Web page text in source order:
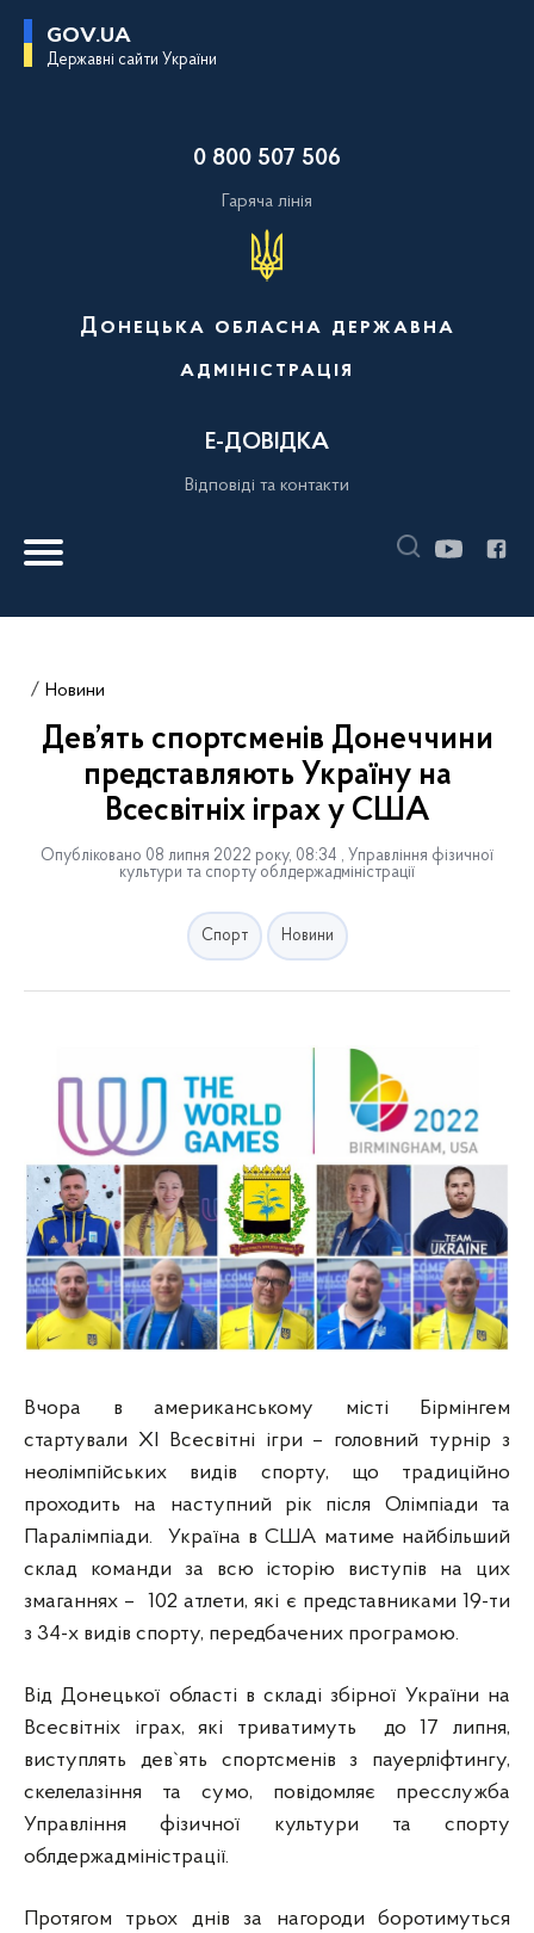
GOV.UA
Державні сайти України
0 800 507 506
Гаряча лінія
Донецька обласна державна
адміністрація
Е-ДОВІДКА
Відповіді та контакти
Новини
Дев’ять спортсменів Донеччини
представляють Україну на
Всесвітніх іграх у США
Опубліковано 08 липня 2022 року, 08:34 , Управління фізичної
культури та спорту облдержадміністрації
Спорт Новини
Вчора в американському місті Бірмінгем
стартували XI Всесвітні ігри – головний турнір з
неолімпійських видів спорту, що традиційно
проходить на наступний рік після Олімпіади та
Паралімпіади. Україна в США матиме найбільший
склад команди за всю історію виступів на цих
змаганнях – 102 атлети, які є представниками 19-ти
з 34-х видів спорту, передбачених програмою.
Від Донецької області в складі збірної України на
Всесвітніх іграх, які триватимуть до 17 липня,
виступлять дев`ять спортсменів з пауерліфтингу,
скелелазіння та сумо, повідомляє пресслужба
Управління фізичної культури та спорту
облдержадміністрації.
Протягом трьох днів за нагороди боротимуться